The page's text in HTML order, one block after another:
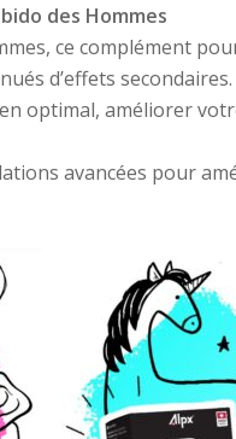
des Hommes
ce complément
d’effets
optimal, améliorer
avancées pour